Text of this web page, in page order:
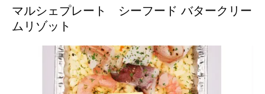
マルシェプレート シーフード バタークリー
ムリゾット